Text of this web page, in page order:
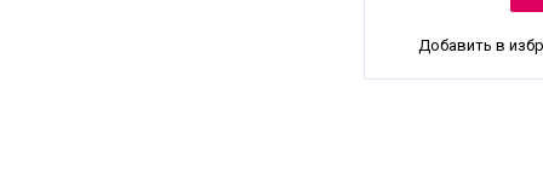
Добавить в